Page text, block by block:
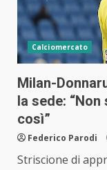
Calciomercato
Milan-
la sede:
così”
Federico Parodi
Striscione di